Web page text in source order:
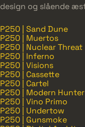
design og slående
P250 | Sand Dune
P250 | Muertos
P250 | Nuclear Threat
P250 | Inferno
P250 | Visions
P250 | Cassette
P250 | Cartel
P250 | Modern Hunter
P250 | Vino Primo
P250 | Undertow
P250 | Gunsmoke